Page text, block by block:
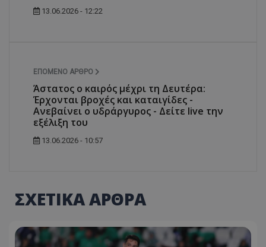
13.06.2026 - 12:22
ΕΠΌΜΕΝΟ ΆΡΘΡΟ
Άστατος ο καιρός μέχρι τη Δευτέρα:
Έρχονται βροχές και καταιγίδες -
Ανεβαίνει ο υδράργυρος - Δείτε live την
εξέλιξη του
13.06.2026 - 10:57
ΣΧΕΤΙΚΑ ΑΡΘΡΑ